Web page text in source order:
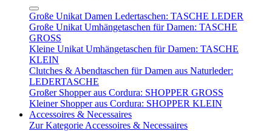
Große Unikat Damen Ledertaschen: TASCHE LEDER
Große Unikat Umhängetaschen für Damen: TASCHE
GROSS
Kleine Unikat Umhängetaschen für Damen: TASCHE
KLEIN
Clutches & Abendtaschen für Damen aus Naturleder:
LEDERTASCHE
Großer Shopper aus Cordura: SHOPPER GROSS
Kleiner Shopper aus Cordura: SHOPPER KLEIN
Accessoires & Necessaires
Zur Kategorie Accessoires & Necessaires